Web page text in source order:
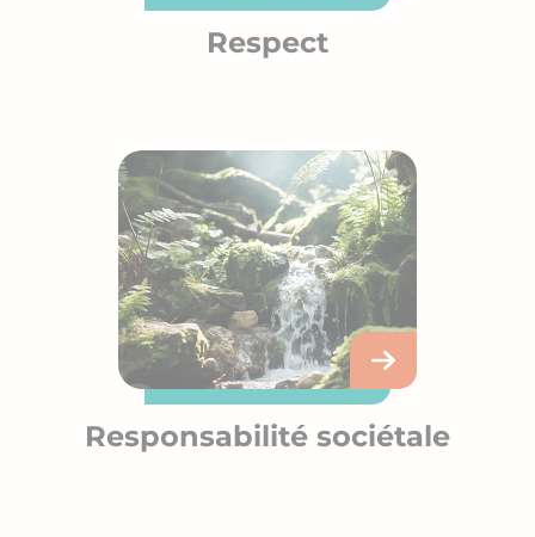
Respect
Responsabilité sociétale